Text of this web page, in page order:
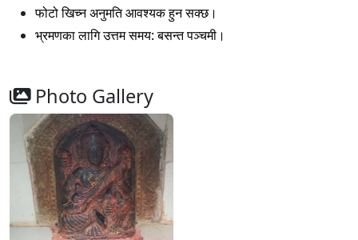
फोटो खिच्न अनुमति आवश्यक हुन सक्छ।
भ्रमणका लागि उत्तम समय: बसन्त पञ्चमी।
Photo Gallery